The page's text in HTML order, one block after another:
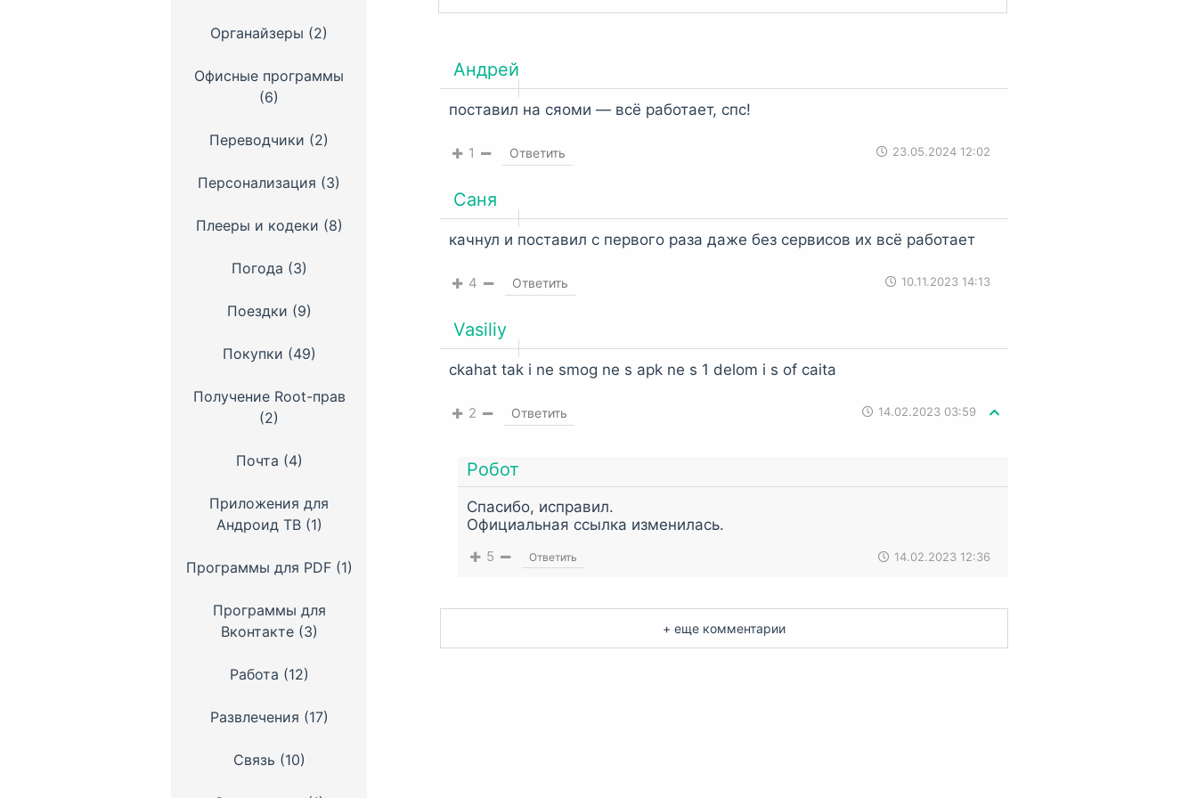
Андрей
поставил на сяоми — всё работает, спс!
1 Ответить 23.05.2024 12:02
Саня
качнул и поставил с первого раза даже без сервисов их всё работает
4 Ответить 10.11.2023 14:13
Vasiliy
ckahat tak i ne smog ne s apk ne s 1 delom i s of caita
2 Ответить 14.02.2023 03:59
Робот
Спасибо, исправил.
Официальная ссылка изменилась.
5 Ответить 14.02.2023 12:36
+ еще комментарии
Органайзеры (2)
Офисные программы
(6)
Переводчики (2)
Персонализация (3)
Плееры и кодеки (8)
Погода (3)
Поездки (9)
Покупки (49)
Получение Root-прав
(2)
Почта (4)
Приложения для
Андроид ТВ(1)
Программы для PDF(1)
Программы для
Вконтакте(3)
Работа (12)
Развлечения (17)
Связь (10)